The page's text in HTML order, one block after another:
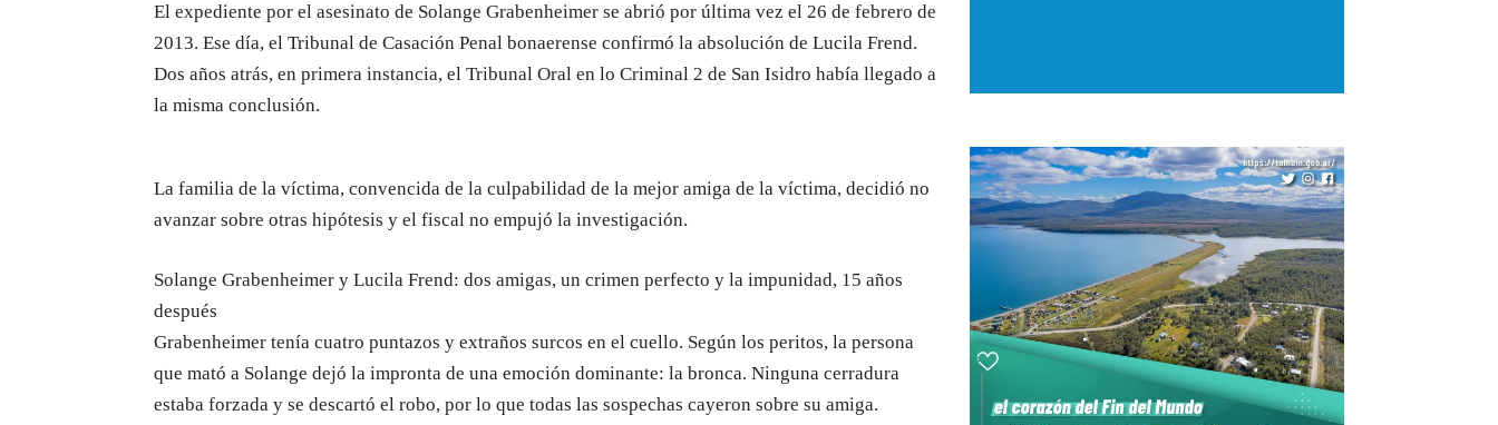
El expediente por el asesinato de Solange Grabenheimer se abrió por última vez el 26 de febrero de
2013. Ese día, el Tribunal de Casación Penal bonaerense confirmó la absolución de Lucila Frend.
Dos años atrás, en primera instancia, el Tribunal Oral en lo Criminal 2 de San Isidro había llegado a
la misma conclusión.
La familia de la víctima, convencida de la culpabilidad de la mejor amiga de la víctima, decidió no
avanzar sobre otras hipótesis y el fiscal no empujó la investigación.
Solange Grabenheimer y Lucila Frend: dos amigas, un crimen perfecto y la impunidad, 15 años
después
Grabenheimer tenía cuatro puntazos y extraños surcos en el cuello. Según los peritos, la persona
que mató a Solange dejó la impronta de una emoción dominante: la bronca. Ninguna cerradura
estaba forzada y se descartó el robo, por lo que todas las sospechas cayeron sobre su amiga.